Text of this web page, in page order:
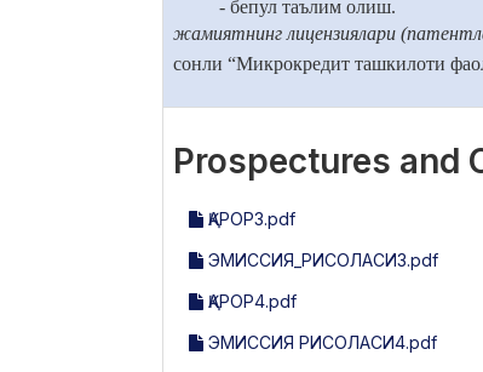
- бепул таълим олиш.
жамиятнинг лицензиялари
сонли “Микрокредит ташкилоти
Prospectures and
ҚАРОР3.pdf
ЭМИССИЯ_РИСОЛАСИ3.pdf
ҚАРОР4.pdf
ЭМИССИЯ РИСОЛАСИ4.pdf